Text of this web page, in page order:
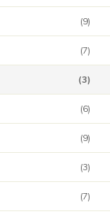
(9)
(7)
(3)
(6)
(9)
(3)
(7)